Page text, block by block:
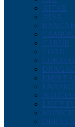
ATFAR
ATSA
CARNE
COAD
ENAPRO
LUZ Y
OBRAS